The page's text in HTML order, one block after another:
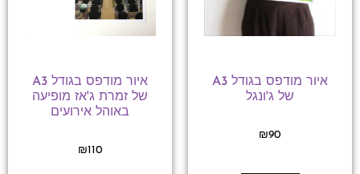
איור מודפס בגודל A3
של ג'ונגל
₪90
איור מודפס בגודל A3
של זמרת ג'אז מופיעה
באוהל אירועים
₪110